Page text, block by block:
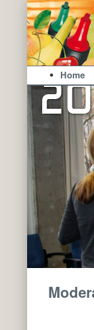
Zum Inhalt
ZumHome